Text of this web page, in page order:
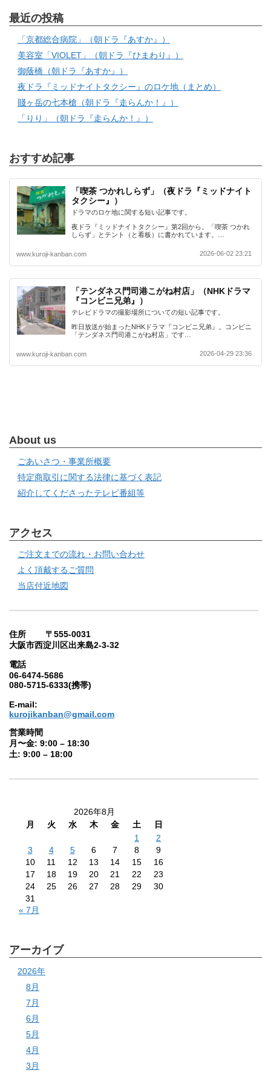
最近の投稿
「京都総合病院」（朝ドラ『あすか』）
美容室「VIOLET」（朝ドラ『ひまわり』）
御蔭橋（朝ドラ『あすか』）
夜ドラ『ミッドナイトタクシー』のロケ地（まとめ）
賤ヶ岳の七本槍（朝ドラ『走らんか！』）
「りり」（朝ドラ『走らんか！』）
おすすめ記事
「喫茶 つかれしらず」（夜ドラ『ミッドナイト
タクシー』）
ドラマのロケ地に関する短い記事です。
夜ドラ『ミッドナイトタクシー』第2回から。「喫茶 つかれ
しらず」とテント（と看板）に書かれています。…
www.kuroji-kanban.com 2026-06-02 23:21
「テンダネス門司港こがね村店」（NHKドラマ
『コンビニ兄弟』）
テレビドラマの撮影場所についての短い記事です。
昨日放送が始まったNHKドラマ『コンビニ兄弟』。コンビニ
「テンダネス門司港こがね村店」です…
www.kuroji-kanban.com 2026-04-29 23:36
About us
ごあいさつ・事業所概要
特定商取引に関する法律に基づく表記
紹介してくださったテレビ番組等
アクセス
ご注文までの流れ・お問い合わせ
よく頂戴するご質問
当店付近地図
住所 〒555-0031
大阪市西淀川区出来島2-3-32
電話
06-6474-5686
080-5715-6333(携帯)
E-mail:
kurojikanban@gmail.com
営業時間
月〜金: 9:00 – 18:30
土: 9:00 – 18:00
2026年8月
月
火 水 木 金 土
日
1
2
3
4 5 6 7 8
9
10
11 12 13 14 15
16
17
18 19 20 21 22
23
24
25 26 27 28 29
30
31
« 7月
アーカイブ
2026年
8月
7月
6月
5月
4月
3月